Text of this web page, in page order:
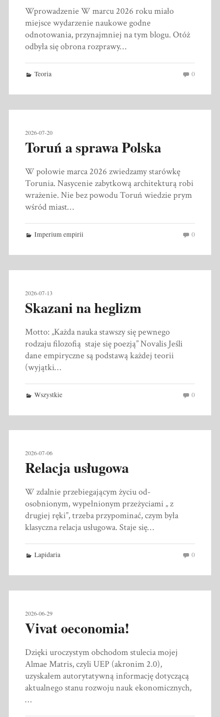
Wprowadzenie W marcu 2026 roku miało
miejsce wydarzenie naukowe godne
odnotowania, przynajmniej na tym blogu. Otóż
odbyła się obrona rozprawy…
Teoria 0
2026-07-20
Toruń a sprawa Polska
W połowie marca 2026 zwiedzamy starówkę
Torunia. Nasycenie zabytkową architekturą robi
wrażenie. Nie bez powodu Toruń wiedzie prym
wśród miast…
Imperium empirii 0
2026-07-13
Skazani na heglizm
Motto: „Każda nauka stawszy się pewnego
rodzaju filozofią staje się poezją” Novalis Jeśli
dane empiryczne są podstawą każdej teorii
(wyjątki…
Wszystkie 0
2026-07-06
Relacja usługowa
W zdalnie przebiegającym życiu od-
osobnionym, wypełnionym przeżyciami „ z
drugiej ręki”, trzeba przypominać, czym była
klasyczna relacja usługowa. Staje się…
Lapidaria 0
2026-06-29
Vivat oeconomia!
Dzięki uroczystym obchodom stulecia mojej
Almae Matris, czyli UEP (akronim 2.0),
uzyskałem autorytatywną informację dotyczącą
aktualnego stanu rozwoju nauk ekonomicznych,
…